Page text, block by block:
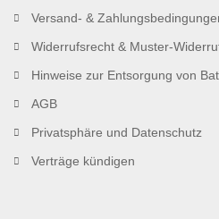
Versand- &
Widerrufsrecht & Muster-
Hinweise zur Entsorgung von
AGB
Privatsphäre und Datenschutz
Verträge kündigen